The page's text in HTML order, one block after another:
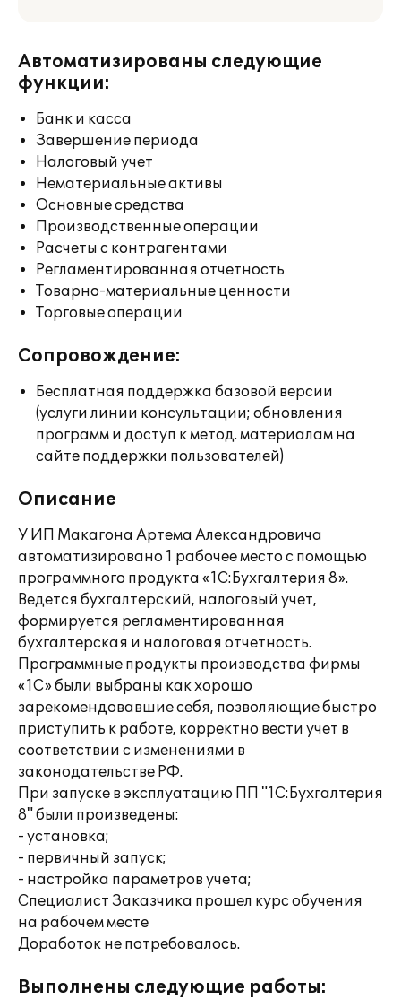
Автоматизированы следующие
функции:
Банк и касса
Завершение периода
Налоговый учет
Нематериальные активы
Основные средства
Производственные операции
Расчеты с контрагентами
Регламентированная отчетность
Товарно-материальные ценности
Торговые операции
Сопровождение:
Бесплатная поддержка базовой версии
(услуги линии консультации; обновления
программ и доступ к метод. материалам на
сайте поддержки пользователей)
Описание
У ИП Макагона Артема Александровича
автоматизировано 1 рабочее место с помощью
программного продукта «1С:Бухгалтерия 8».
Ведется бухгалтерский, налоговый учет,
формируется регламентированная
бухгалтерская и налоговая отчетность.
Программные продукты производства фирмы
«1С» были выбраны как хорошо
зарекомендовавшие себя, позволяющие быстро
приступить к работе, корректно вести учет в
соответствии с изменениями в
законодательстве РФ.
При запуске в эксплуатацию ПП "1С:Бухгалтерия
8" были произведены:
- установка;
- первичный запуск;
- настройка параметров учета;
Специалист Заказчика прошел курс обучения
на рабочем месте
Доработок не потребовалось.
Выполнены следующие работы: